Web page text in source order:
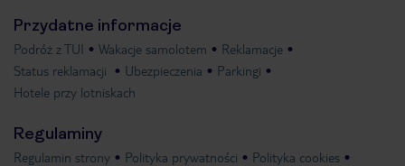
Przydatne informacje
Podróż z TUI Wakacje samolotem
Reklamacje
Status reklamacji
Ubezpieczenia
Parkingi
Hotele przy lotniskach
Regulaminy
Regulamin strony Polityka prywatności Polityka cookies